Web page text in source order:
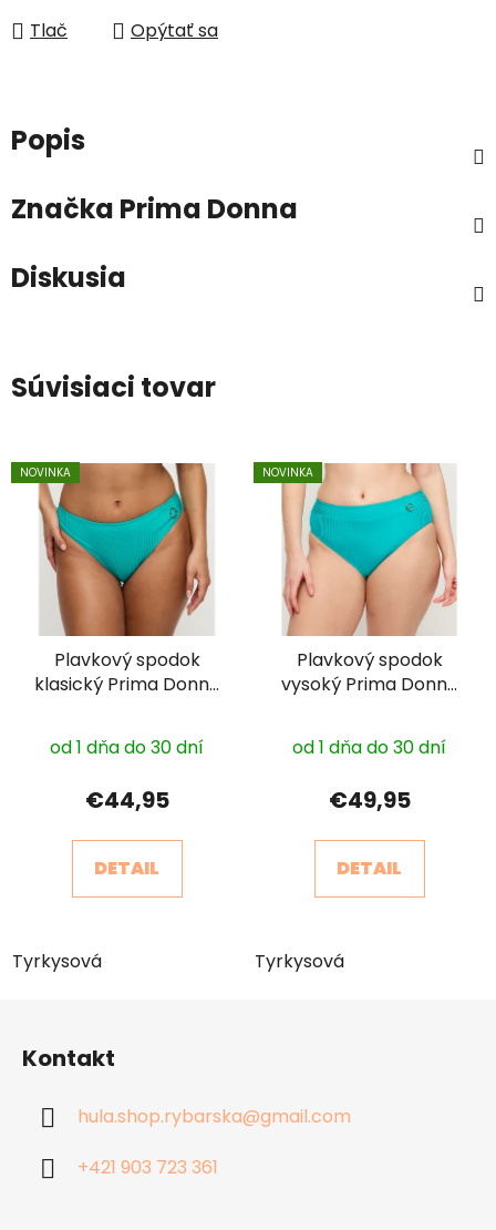
Tlač Opýtať sa
Popis
Značka Prima Donna
Diskusia
Súvisiaci tovar
NOVINKA
Plavkový spodok
klasický Prima Donna
od 1 dňa do 30 dní
€44,95
DETAIL
Tyrkysová
NOVINKA
Plavkový spodok
vysoký Prima Donna
od 1 dňa do 30 dní
€49,95
DETAIL
Tyrkysová
Kontakt
hula.shop.rybarska@gmail.com
+421 903 723 361